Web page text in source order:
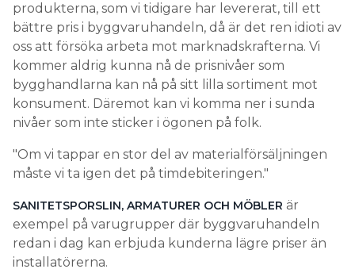
produkterna, som vi tidigare har levererat, till ett
bättre pris i byggvaruhandeln, då är det ren idioti av
oss att försöka arbeta mot marknadskrafterna. Vi
kommer aldrig kunna nå de prisnivåer som
bygghandlarna kan nå på sitt lilla sortiment mot
konsument. Däremot kan vi komma ner i sunda
nivåer som inte sticker i ögonen på folk.
Om vi tappar en stor del av materialförsäljningen
måste vi ta igen det på timdebiteringen.
SANITETSPORSLIN, ARMATURER OCH MÖBLER är
exempel på varugrupper där byggvaruhandeln
redan i dag kan erbjuda kunderna lägre priser än
installatörerna.